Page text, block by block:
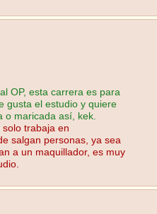
OP, esta carrera es para
gusta el estudio y quiere
o maricada así, kek.
trabaja en
salgan personas, ya sea
a un maquillador, es muy